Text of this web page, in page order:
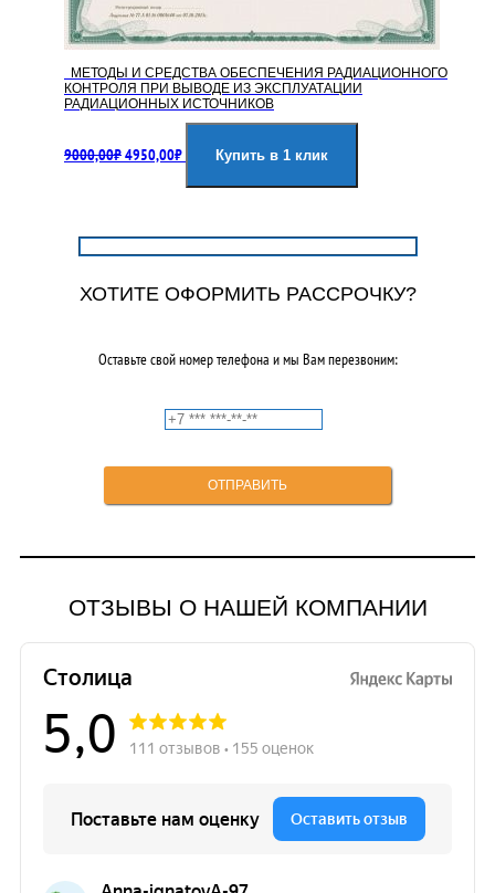
МЕТОДЫ И СРЕДСТВА ОБЕСПЕЧЕНИЯ РАДИАЦИОННОГО
КОНТРОЛЯ ПРИ ВЫВОДЕ ИЗ ЭКСПЛУАТАЦИИ
РАДИАЦИОННЫХ ИСТОЧНИКОВ
9000,00₽цена
4950,00₽цена:
Купить в 1 клик
ХОТИТЕ ОФОРМИТЬ РАССРОЧКУ?
Оставьте свой номер телефона и мы Вам перезвоним:
ОТЗЫВЫ О НАШЕЙ КОМПАНИИ